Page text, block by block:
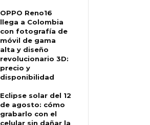
OPPO Reno16
llega a Colombia
con fotografía de
móvil de gama
alta y diseño
revolucionario 3D:
precio y
disponibilidad
Eclipse solar del 12
de agosto: cómo
grabarlo con el
celular sin dañar la